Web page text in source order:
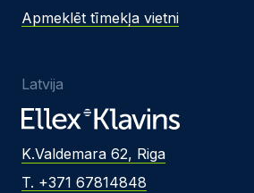
Apmeklēt tīmekļa vietni
Latvija
K.Valdemara 62, Riga
T. +371 67814848